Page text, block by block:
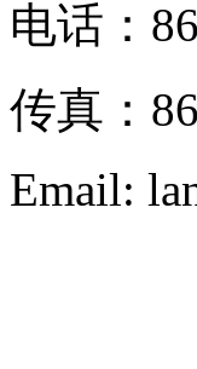
电话：
传真：
Email: